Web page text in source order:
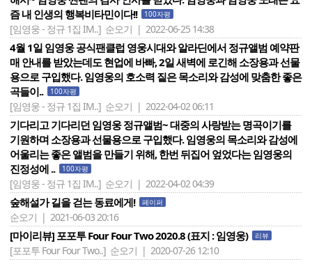
즘 내 인생의 행복비타민이다!!
100자평
[임영웅 - 정규 1집 IM..] 순오기 | 2022-06-25 14:38
4월 1일 임영웅 공식팬클럽 영웅시대와 알라딘에서 정규앨범 예약판
매 안내를 받았는데도 현업에 바빠, 2일 새벽에 로긴해 소장용과 선물
용으로 구입했다. 임영웅의 호소력 짙은 목소리와 감성에 맞춤한 좋은
곡들이..
100자평
[임영웅 - 정규 1집 IM..] 순오기 | 2022-04-02 06:11
기다리고 기다리던 임영웅 정규앨범~ 대중의 사랑받는 명곡이기를
기원하며 소장용과 선물용으로 구입했다. 임영웅의 목소리와 감성에
어울리는 좋은 앨범을 만들기 위해, 한번 뒤집어 엎었다는 임영웅의
진정성에 ..
100자평
[임영웅 - 정규 1집 IM..] 순오기 | 2022-04-02 04:39
숲해설가 길을 걷는 동료에게! 페이퍼
순오기 | 2021-06-03 20:16
[마이리뷰] 포포투 Four Four Two 2020.8 (표지 : 임영웅) 리뷰
[포포투 Four Four Two..] 순오기 | 2020-07-26 12:10